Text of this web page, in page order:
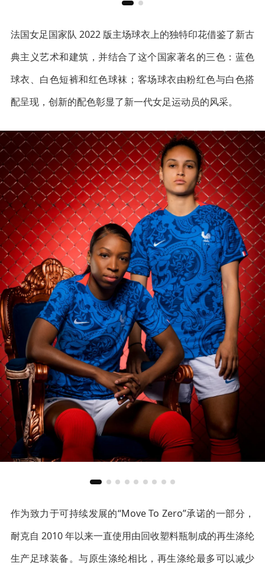
法国女足国家队 2022 版主场球衣上的独特印花借鉴了新古
典主义艺术和建筑，并结合了这个国家著名的三色：蓝色
球衣、白色短裤和红色球袜；客场球衣由粉红色与白色搭
配呈现，创新的配色彰显了新一代女足运动员的风采。
作为致力于可持续发展的“Move To Zero”承诺的一部分，
耐克自 2010 年以来一直使用由回收塑料瓶制成的再生涤纶
生产足球装备。与原生涤纶相比，再生涤纶最多可以减少